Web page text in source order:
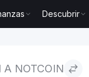
Descubrir
A NOTCOIN